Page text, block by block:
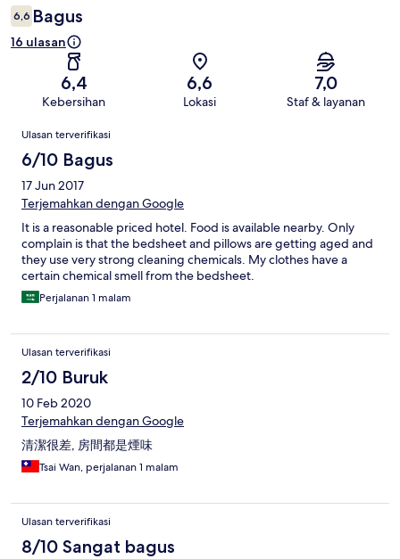
6,6 Bagus
16 ulasan
6,4
Kebersihan
6,6
Lokasi
7,0
Staf & layanan
Ulasan
Ulasan terverifikasi
6/10 Bagus
17 Jun 2017
Terjemahkan dengan Google
It is a reasonable priced hotel. Food is available nearby. Only
complain is that the bedsheet and pillows are getting aged and
they use very strong cleaning chemicals. My clothes have a
certain chemical smell from the bedsheet.
Perjalanan 1 malam
Ulasan terverifikasi
2/10 Buruk
10 Feb 2020
Terjemahkan dengan Google
清潔很差, 房間都是煙味
Tsai Wan, perjalanan 1 malam
Ulasan terverifikasi
8/10 Sangat bagus